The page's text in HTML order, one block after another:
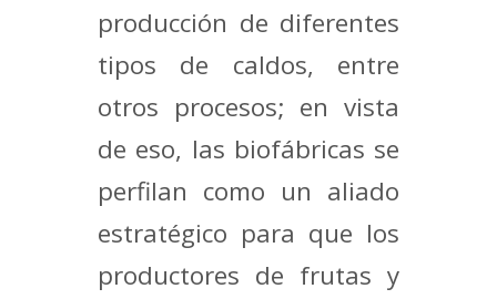
producción de diferentes
tipos de caldos, entre
otros procesos; en vista
de eso, las biofábricas se
perfilan como un aliado
estratégico para que los
productores de frutas y